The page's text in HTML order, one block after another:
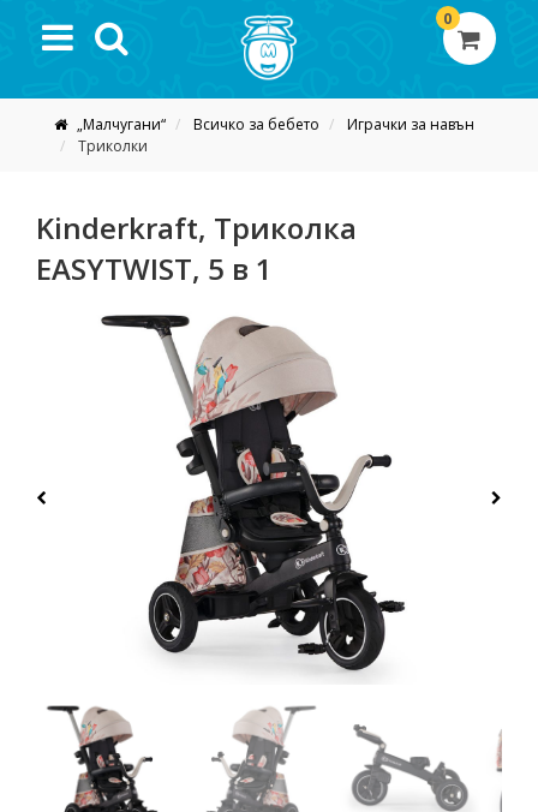
0
„Малчугани“ Всичко за бебето
Играчки за навън
Триколки
Kinderkraft, Триколка
EASYTWIST, 5 в 1